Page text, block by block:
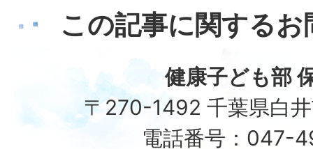
この記事に関する
健康子ども部
〒270-1492 千葉県白
電話番号：047-